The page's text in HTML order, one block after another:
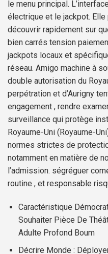
le menu principal.
électrique et le jackpot. Elle
découvrir rapidement sur
bien carrés tension
jackpots locaux et
réseau. Amigo machine à
double autorisation du
perpétration et d’Aurigny
engagement , rendre
surveillance qui protège
Royaume-Uni (Royaume-
normes strictes de
notamment en matière de
l’admission. ségréguer
routine , et responsable
Caractéristique
Souhaiter Pièce De
Adulte Profond Boum
Décrire Monde :